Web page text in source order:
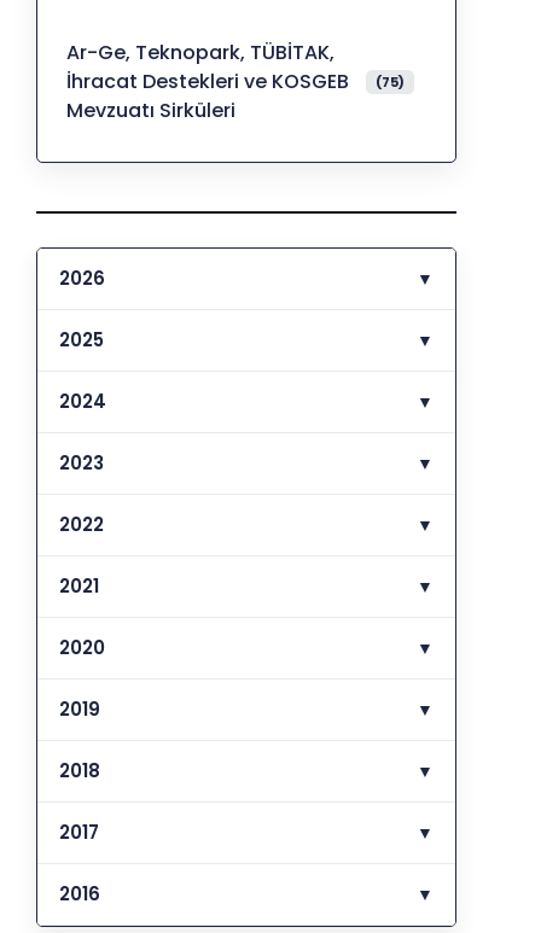
Ar-Ge, Teknopark, TÜBİTAK,
İhracat Destekleri ve KOSGEB
Mevzuatı Sirküleri
(75)
2026 ▼
2025 ▼
2024 ▼
2023 ▼
2022 ▼
2021 ▼
2020 ▼
2019 ▼
2018 ▼
2017 ▼
2016 ▼